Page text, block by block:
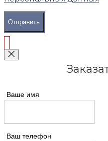
Отправить
Ваше имя
Ваш телефон